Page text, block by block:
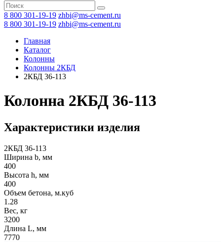
8 800 301-19-19 zhbi@ms-cement.ru
8 800 301-19-19 zhbi@ms-cement.ru
Главная
Каталог
Колонны
Колонны 2КБД
2КБД 36-113
Колонна 2КБД 36-113
Характеристики изделия
2КБД 36-113
Ширина b, мм
400
Высота h, мм
400
Объем бетона, м.куб
1.28
Вес, кг
3200
Длина L, мм
7770